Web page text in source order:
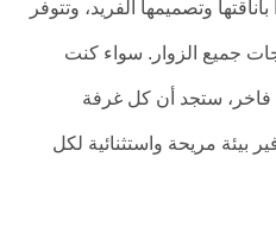
بأناقتها وتصميمها الفريد، وتتوفر
جميع الزوار. سواء كنت
ستجد أن كل غرفة
بيئة مريحة واستثنائية لكل